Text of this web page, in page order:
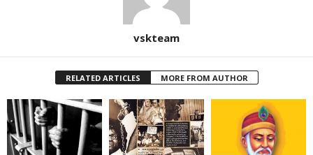
vskteam
RELATED ARTICLES MORE FROM AUTHOR